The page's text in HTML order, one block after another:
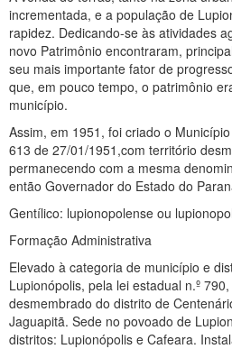
incrementada, e a população de
rapidez. Dedicando-se às atividades
novo Patrimônio encontraram,
seu mais importante fator de
que, em pouco tempo, o patrimônio
município.
Assim, em 1951, foi criado o
613 de 27/01/1951,com território
permanecendo com a mesma
então Governador do Estado do
Gentílico: lupionopolense ou
Formação Administrativa
Elevado à categoria de município e
Lupionópolis, pela lei estadual n.º
desmembrado do distrito de
Jaguapitã. Sede no povoado de
distritos: Lupionópolis e Cafeara.